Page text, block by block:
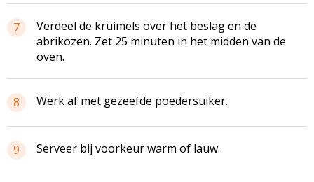
7
Verdeel de kruimels over het beslag en de
abrikozen. Zet 25 minuten in het midden van de
oven.
8 Werk af met gezeefde poedersuiker.
9 Serveer bij voorkeur warm of lauw.